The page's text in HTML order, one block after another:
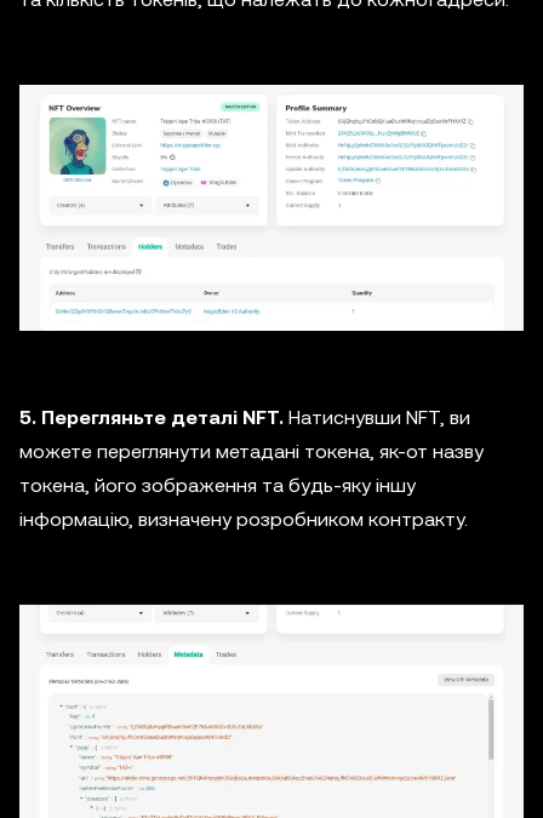
5. Перегляньте деталі NFT. Натиснувши NFT, ви
можете переглянути метадані токена, як-от назву
токена, його зображення та будь-яку іншу
інформацію, визначену розробником контракту.